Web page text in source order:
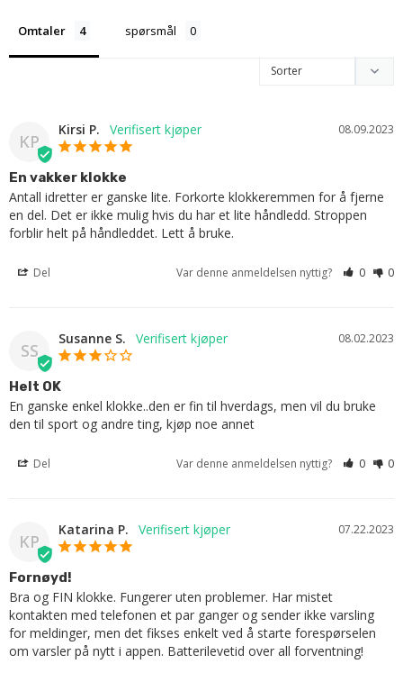
Omtaler spørsmål
KP
08.09.2023
Kirsi P.
En vakker klokke
Antall idretter er ganske lite. Forkorte klokkeremmen for å fjerne
en del. Det er ikke mulig hvis du har et lite håndledd. Stroppen
forblir helt på håndleddet. Lett å bruke.
Del Var denne anmeldelsen nyttig? 0 0
SS
08.02.2023
Susanne S.
Helt OK
En ganske enkel klokke..den er fin til hverdags, men vil du bruke
den til sport og andre ting, kjøp noe annet
Del Var denne anmeldelsen nyttig? 0 0
KP
07.22.2023
Katarina P.
Fornøyd!
Bra og FIN klokke. Fungerer uten problemer. Har mistet
kontakten med telefonen et par ganger og sender ikke varsling
for meldinger, men det fikses enkelt ved å starte forespørselen
om varsler på nytt i appen. Batterilevetid over all forventning!